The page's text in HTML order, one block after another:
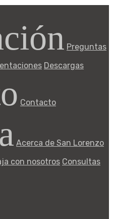
Preguntas
Descargas
Contacto
Acerca de San Lorenzo
con nosotros Consultas